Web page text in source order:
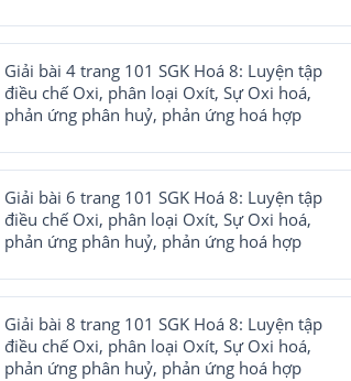
Giải bài 4 trang 101 SGK Hoá 8: Luyện tập
điều chế Oxi, phân loại Oxít, Sự Oxi hoá,
phản ứng phân huỷ, phản ứng hoá hợp
Giải bài 6 trang 101 SGK Hoá 8: Luyện tập
điều chế Oxi, phân loại Oxít, Sự Oxi hoá,
phản ứng phân huỷ, phản ứng hoá hợp
Giải bài 8 trang 101 SGK Hoá 8: Luyện tập
điều chế Oxi, phân loại Oxít, Sự Oxi hoá,
phản ứng phân huỷ, phản ứng hoá hợp